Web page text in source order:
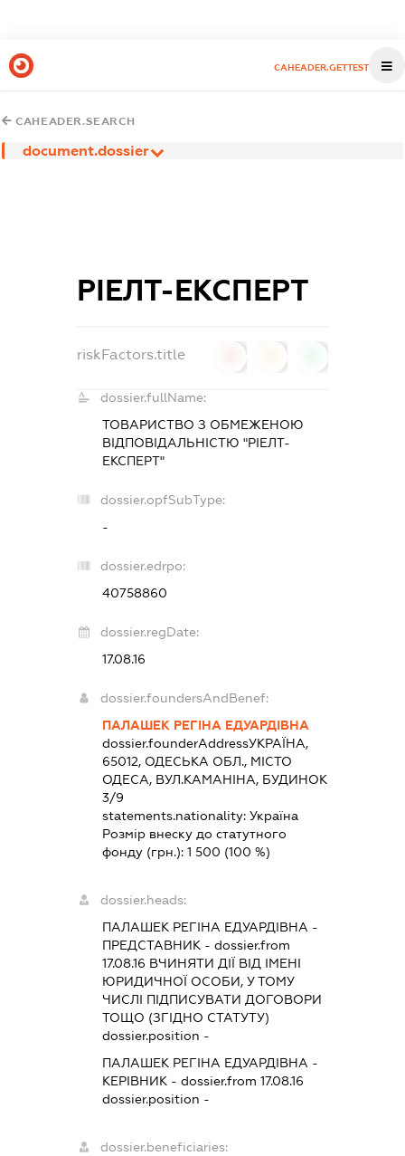
CAHEADER.GETTEST
CAHEADER.SEARCH
document.dossier
РІЕЛТ-ЕКСПЕРТ
riskFactors.title
dossier.fullName:
ТОВАРИСТВО З ОБМЕЖЕНОЮ
ВІДПОВІДАЛЬНІСТЮ "РІЕЛТ-
ЕКСПЕРТ"
dossier.opfSubType:
-
dossier.edrpo:
40758860
dossier.regDate:
17.08.16
dossier.foundersAndBenef:
ПАЛАШЕК РЕГІНА ЕДУАРДІВНА
dossier.founderAddressУКРАЇНА,
65012, ОДЕСЬКА ОБЛ., МІСТО
ОДЕСА, ВУЛ.КАМАНІНА, БУДИНОК
3/9
statements.nationality:Україна
Розмір внеску до статутного
фонду (грн.):1 500 (100 %)
dossier.heads:
ПАЛАШЕК РЕГІНА ЕДУАРДІВНА -
ПРЕДСТАВНИК - dossier.from
17.08.16 ВЧИНЯТИ ДІЇ ВІД ІМЕНІ
ЮРИДИЧНОЇ ОСОБИ, У ТОМУ
ЧИСЛІ ПІДПИСУВАТИ ДОГОВОРИ
ТОЩО (ЗГІДНО СТАТУТУ)
dossier.position -
ПАЛАШЕК РЕГІНА ЕДУАРДІВНА -
КЕРІВНИК - dossier.from 17.08.16
dossier.position -
dossier.beneficiaries: